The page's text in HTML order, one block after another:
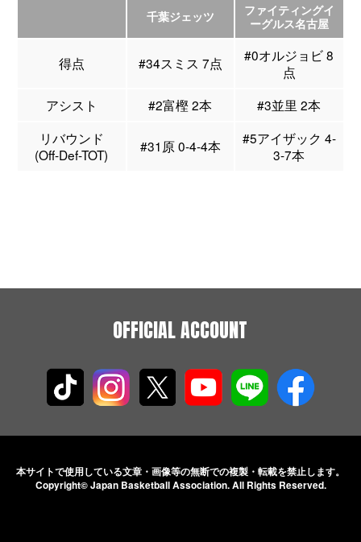
千葉ジェッツ
ファイティングイ
ーグルス名古屋
得点 #34スミス 7点
#0オルジョビ 8
点
アシスト
#2富樫 2本
#3並里 2本
リバウンド
(Off-Def-TOT)
#31原 0-4-4本
#5アイザック 4-
3-7本
OFFICIAL ACCOUNT
本サイトで使用している文章・画像等の無断での複製・転載を禁止します。
Copyright© Japan Basketball Association.All Rights Reserved.